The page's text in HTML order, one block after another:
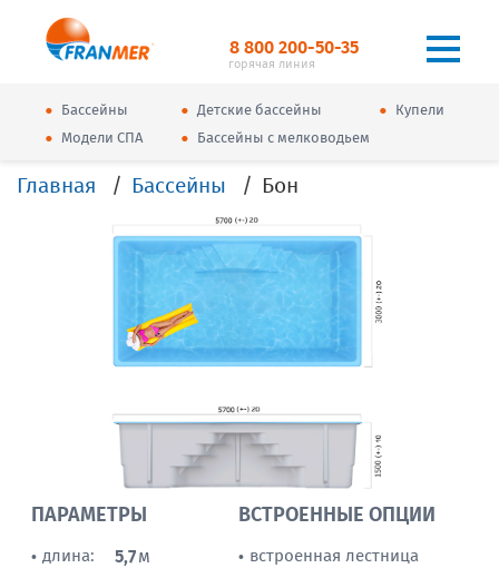
8 800 200-50-35
горячая линия
• Бассейны • Детские бассейны • Купели
• Модели СПА • Бассейны с мелководьем
Главная Бассейны Бон
ПАРАМЕТРЫ
• длина: 5,7м
ВСТРОЕННЫЕ ОПЦИИ
• встроенная лестница